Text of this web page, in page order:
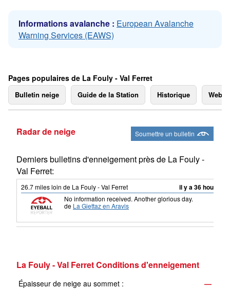
Informations avalanche : European Avalanche
Warning Services (EAWS)
Pages populaires de La Fouly - Val Ferret
Bulletin neige Guide de la Station Historique
Radar de neige Soumettre un bulletin
Derniers bulletins d'enneigement près de La Fouly -
Val Ferret:
26.7milesloin de La Fouly - Val Ferret il y a 36 hour
No information received. Another glorious day.
de La Giettaz en Aravis
La Fouly - Val Ferret Conditions d'enneigement
Épaisseur de neige au sommet :
—